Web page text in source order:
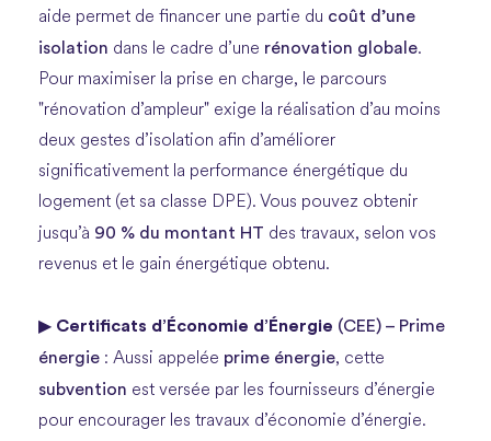
aide permet de financer une partie du coût d’une
isolation dans le cadre d’une rénovation globale.
Pour maximiser la prise en charge, le parcours
"rénovation d’ampleur" exige la réalisation d’au moins
deux gestes d’isolation afin d’améliorer
significativement la performance énergétique du
logement (et sa classe DPE). Vous pouvez obtenir
jusqu’à 90 % du montant HT des travaux, selon vos
revenus et le gain énergétique obtenu.
▶ Certificats d’Économie d’Énergie (CEE) – Prime
énergie : Aussi appelée prime énergie, cette
subvention est versée par les fournisseurs d’énergie
pour encourager les travaux d’économie d’énergie.